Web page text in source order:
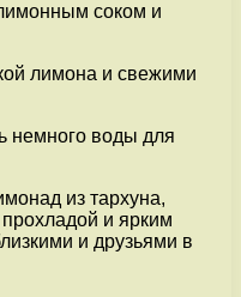
соком и
лимона и свежими
немного воды для
из тархуна,
и ярким
и друзьями в